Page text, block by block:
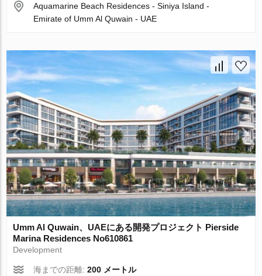
Aquamarine Beach Residences - Siniya Island -
Emirate of Umm Al Quwain - UAE
Umm Al Quwain、UAEにある開発プロジェクト Pierside
Marina Residences No610861
Development
海までの距離:200 メートル